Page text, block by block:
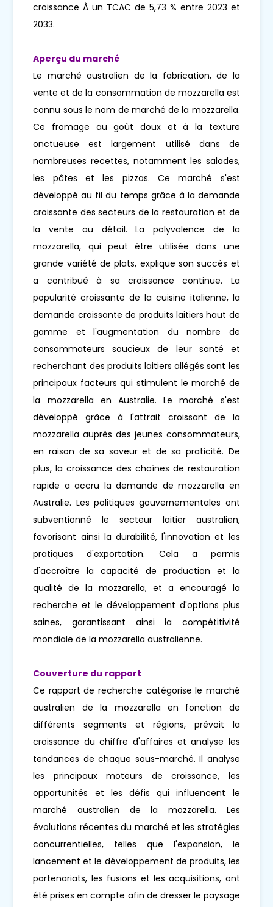
croissance À un TCAC de 5,73 % entre 2023 et
2033.
Aperçu du marché
Le marché australien de la fabrication, de la
vente et de la consommation de mozzarella est
connu sous le nom de marché de la mozzarella.
Ce fromage au goût doux et à la texture
onctueuse est largement utilisé dans de
nombreuses recettes, notamment les salades,
les pâtes et les pizzas. Ce marché s'est
développé au fil du temps grâce à la demande
croissante des secteurs de la restauration et de
la vente au détail. La polyvalence de la
mozzarella, qui peut être utilisée dans une
grande variété de plats, explique son succès et
a contribué à sa croissance continue. La
popularité croissante de la cuisine italienne, la
demande croissante de produits laitiers haut de
gamme et l'augmentation du nombre de
consommateurs soucieux de leur santé et
recherchant des produits laitiers allégés sont les
principaux facteurs qui stimulent le marché de
la mozzarella en Australie. Le marché s'est
développé grâce à l'attrait croissant de la
mozzarella auprès des jeunes consommateurs,
en raison de sa saveur et de sa praticité. De
plus, la croissance des chaînes de restauration
rapide a accru la demande de mozzarella en
Australie. Les politiques gouvernementales ont
subventionné le secteur laitier australien,
favorisant ainsi la durabilité, l'innovation et les
pratiques d'exportation. Cela a permis
d'accroître la capacité de production et la
qualité de la mozzarella, et a encouragé la
recherche et le développement d'options plus
saines, garantissant ainsi la compétitivité
mondiale de la mozzarella australienne.
Couverture du rapport
Ce rapport de recherche catégorise le marché
australien de la mozzarella en fonction de
différents segments et régions, prévoit la
croissance du chiffre d'affaires et analyse les
tendances de chaque sous-marché. Il analyse
les principaux moteurs de croissance, les
opportunités et les défis qui influencent le
marché australien de la mozzarella. Les
évolutions récentes du marché et les stratégies
concurrentielles, telles que l'expansion, le
lancement et le développement de produits, les
partenariats, les fusions et les acquisitions, ont
été prises en compte afin de dresser le paysage